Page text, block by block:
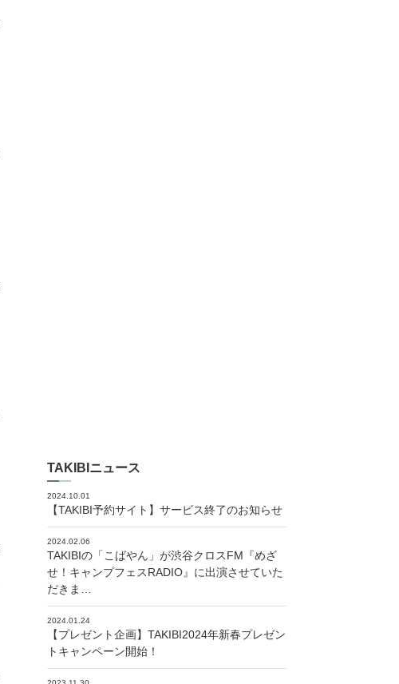
TAKIBIニュース
2024.10.01
【TAKIBI予約サイト】サービス終了のお知らせ
2024.02.06
TAKIBIの「こばやん」が渋谷クロスFM『めざ
せ！キャンプフェスRADIO』に出演させていた
だきま…
2024.01.24
【プレゼント企画】TAKIBI2024年新春プレゼン
トキャンペーン開始！